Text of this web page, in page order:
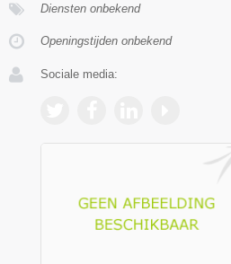
Diensten onbekend
Openingstijden onbekend
Sociale media: